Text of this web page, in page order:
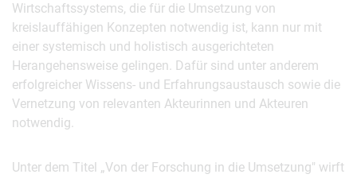
Wirtschaftssystems, die für die Umsetzung von
kreislauffähigen Konzepten notwendig ist, kann nur mit
einer systemisch und holistisch ausgerichteten
Herangehensweise gelingen. Dafür sind unter anderem
erfolgreicher Wissens- und Erfahrungsaustausch sowie die
Vernetzung von relevanten Akteurinnen und Akteuren
notwendig.
Unter dem Titel „Von der Forschung in die Umsetzung" wirft